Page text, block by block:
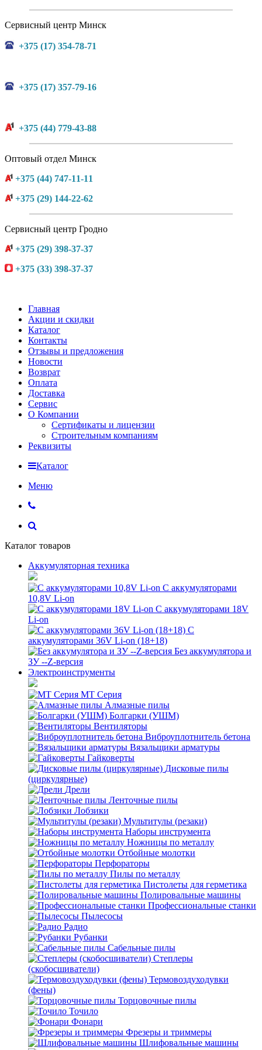
Сервисный центр Минск
+375 (17) 354-78-71
+375 (17) 357-79-16
+375 (44) 779-43-88
Оптовый отдел Минск
+375 (44) 747-11-11
+375 (29) 144-22-62
Сервисный центр Гродно
+375 (29) 398-37-37
+375 (33) 398-37-37
Главная
Акции и скидки
Каталог
Контакты
Отзывы и предложения
Новости
Возврат
Оплата
Доставка
Сервис
О Компании
Сертификаты и лицензии
Строительным компаниям
Реквизиты
Каталог
Меню
Каталог товаров
Аккумуляторная техника
С аккумуляторами
10,8V Li-on
С аккумуляторами 18V
Li-on
С
аккумуляторами 36V Li-on (18+18)
Без аккумулятора и
ЗУ --Z-версия
Электроинструменты
MT Серия
Алмазные пилы
Болгарки (УШМ)
Вентиляторы
Виброуплотнитель бетона
Вязальщики арматуры
Гайковерты
Дисковые пилы
(циркулярные)
Дрели
Ленточные пилы
Лобзики
Мультитулы (резаки)
Наборы инструмента
Ножницы по металлу
Отбойные молотки
Перфораторы
Пилы по металлу
Пистолеты для герметика
Полировальные машины
Профессиональные станки
Пылесосы
Радио
Рубанки
Сабельные пилы
Степлеры
(скобосшиватели)
Термовоздуходувки
(фены)
Торцовочные пилы
Точило
Фонари
Фрезеры и триммеры
Шлифовальные машины